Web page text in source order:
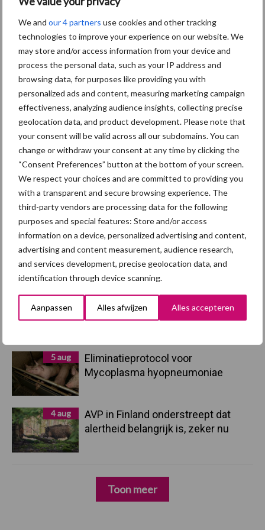
We and our 4 partners use cookies and other tracking
technologies to improve your experience on our website. We
may store and/or access information from your device and
process the personal data, such as your IP address and
browsing data, for purposes like providing you with
personalized ads and content, measuring marketing campaign
effectiveness, analyzing audience insights, collecting precise
geolocation data, and product development. Please note that
your consent will be valid across all our subdomains. You can
change or withdraw your consent at any time by clicking the
“Consent Preferences” button at the bottom of your screen.
We respect your choices and are committed to providing you
with a transparent and secure browsing experience. The
third-party vendors are processing data for the following
purposes and special features: Store and/or access
information on a device, personalized advertising and content,
advertising and content measurement, audience research,
and services development, precise geolocation data, and
identification through device scanning.
Aanpassen Alles afwijzen Alles accepteren
Primaire
Sidebar
Recent nieuws Partner nieuws
7 aug
Britse varkenssector vreest
afzetcrisis in het najaar
7 aug
Hittestress: wat gebeurt er en hoe
kunnen we het voorkomen?
5 aug
“Vraag naar praktische
hygieneoplossingen is in Polen
5 aug
Eliminatieprotocol voor
Mycoplasma hyopneumoniae
4 aug
AVP in Finland onderstreept dat
alertheid belangrijk is, zeker nu
Toon meer
DierengezondheidHuisvesting
Toon meer